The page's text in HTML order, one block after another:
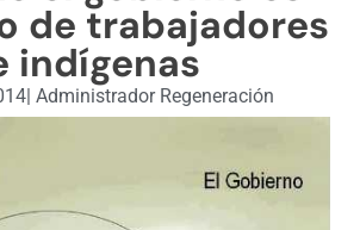
de trabajadores
indígenas
| Administrador Regeneración